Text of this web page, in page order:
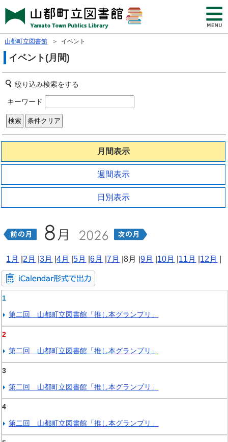
山都町立図書館 ＞ イベント
イベント(月間)
絞り込み検索をする
キーワード
月間表示
週間表示
日別表示
1月 |2月 |3月 |4月 |5月 |6月 |7月 |8月 |9月 10月 11月 12月
1
第二回 山都町立図書館「推し本グランプリ」
2
第二回 山都町立図書館「推し本グランプリ」
3
第二回 山都町立図書館「推し本グランプリ」
4
第二回 山都町立図書館「推し本グランプリ」